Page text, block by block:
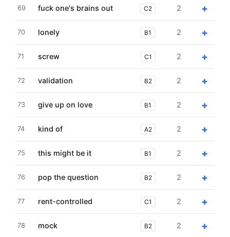
69 fuck one's brains out C2 2 +
70 lonely B1 2 +
71 screw C1 2 +
72 validation B2 2 +
73 give up on love B1 2 +
74 kind of A2 2 +
75 this might be it B1 2 +
76 pop the question B2 2 +
77 rent-controlled C1 2 +
78 mock B2 2 +